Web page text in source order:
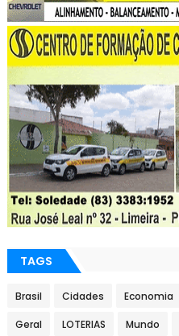
TAGS
Brasil Cidades Economia
Geral LOTERIAS Mundo